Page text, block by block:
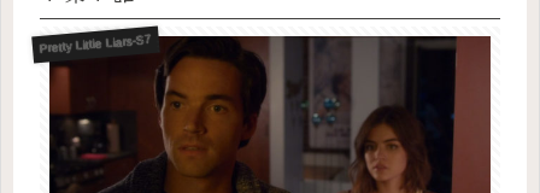
Pretty Little Liars-S7